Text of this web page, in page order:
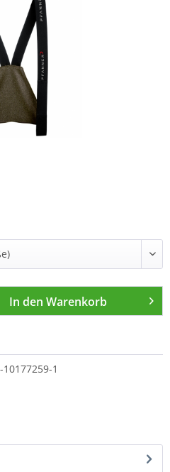
In den Warenkorb
10177259-1